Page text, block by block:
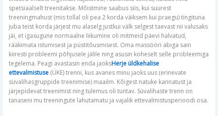
spetsiaalselt treenitakse. Mõistmine saabus siis, kui suurest
treeningmahust (mis tollal oli pea 2 korda väiksem kui praegu) tingituna
juba teist korda järjest mu alaselg justkui välk selgest taevast nii valusaks
jäi, et igasugune normaalne liikumine oli mitmeid päevi halvatud,
rääkimata istumisest ja püstitõusmisest. Oma massööri abiga sain
kiiresti probleemi põhjusele jälile ning asusin koheselt selle probleemiga
tegelema. Peagi avastasin enda jaoksHerje üldkehalise
ettevalmistuse (ÜKE) trenni, kus avanes minu jaoks uus (erinevate
süvalihasgruppide treenimise) maailm. Kõigest natuke kannatust ja
järjepidevat treenimist ning tulemus oli tuntav. Süvalihaste trenn on
tänaseni mu treeningute lahutamatu ja vajalik ettevalmistusperioodi osa.